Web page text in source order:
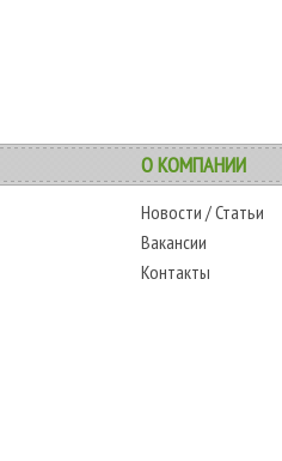
О КОМПАНИИ
Новости /Статьи
Вакансии
Контакты